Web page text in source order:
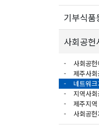
기부식품
사회공헌
사회공
제주사
네트워
지역사
제주지
사회공헌